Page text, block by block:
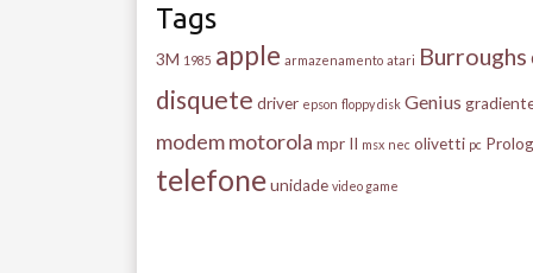
Tags
3M 1985 apple armazenamento atari Burroughs
disquete driver epson floppy disk Genius
modemmotorola mpr II msx nec olivetti pc
telefoneunidade video game